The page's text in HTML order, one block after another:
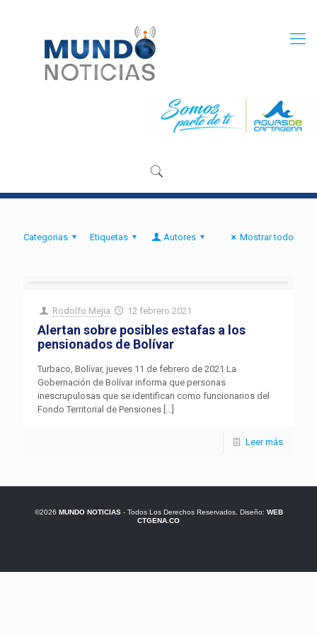
Categorias Etiquetas Autores Mostrar todo
Rodolfo Mejia 12 febrero 2021
Alertan sobre posibles estafas a los
pensionados de Bolívar
Turbaco, Bolívar, jueves 11 de febrero de 2021 La
Gobernación de Bolívar informa que personas
inescrupulosas que se identifican como funcionarios del
Fondo Territorial de Pensiones […]
Leer más
©2026 MUNDO NOTICIAS- Todos Los Derechos Reservados. Diseño: WEB
CTGENA.CO